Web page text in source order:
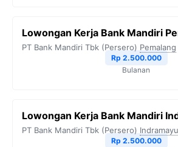
Lowongan Kerja Bank Mandiri
PT Bank Mandiri Tbk (Persero) Pemalang
Rp 2.500.000
Bulanan
Lowongan Kerja Bank Mandiri
PT Bank Mandiri Tbk (Persero) Indramayu
Rp 2.500.000